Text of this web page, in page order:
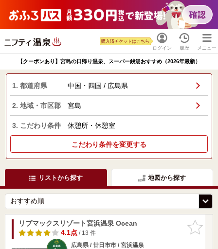
ログイン
購入済チケットはこちら
履歴 メニュー
【クーポンあり】宮島の日帰り温泉、スーパー銭湯おすすめ（2026年最新）
1. 都道府県 中国・四国 / 広島県
2. 地域・市区郡 宮島
3. こだわり条件 休憩所・休憩室
こだわり条件を変更する
リストから探す 地図から探す
お気に入
りに追加
リブマックスリゾート宮浜温泉 Ocean
4.1点/ 13 件
広島県 / 廿日市市 / 宮浜温泉